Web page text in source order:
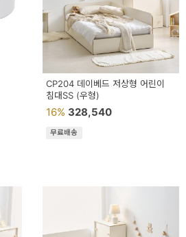
CP204 데이베드 저상형 어린이
침대SS (우형)
16% 328,540
무료배송